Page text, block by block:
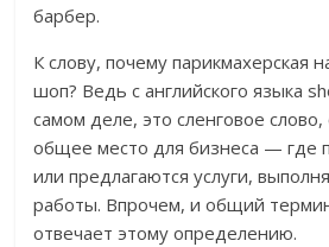
барбер.
К слову, почему парикмахерская
шоп? Ведь с английского языка
самом деле, это сленговое
общее место для бизнеса — где
или предлагаются услуги,
работы. Впрочем, и общий
отвечает этому определению.